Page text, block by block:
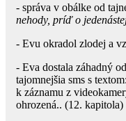
- správa v obálke od
nehody, príď o
- Evu okradol zlodej a
- Eva dostala záhadný
tajomnejšia sms s
k záznamu z
ohrozená.. (12. kapitola)